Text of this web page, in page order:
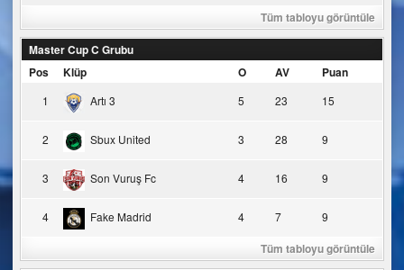
Tüm tabloyu görüntüle
Master Cup C Grubu
Pos
Klüp O AV Puan
1 Artı 3 5 23 15
2 Sbux United 3 28 9
3 Son Vuruş Fc 4 16 9
4 Fake Madrid 4 7 9
Tüm tabloyu görüntüle